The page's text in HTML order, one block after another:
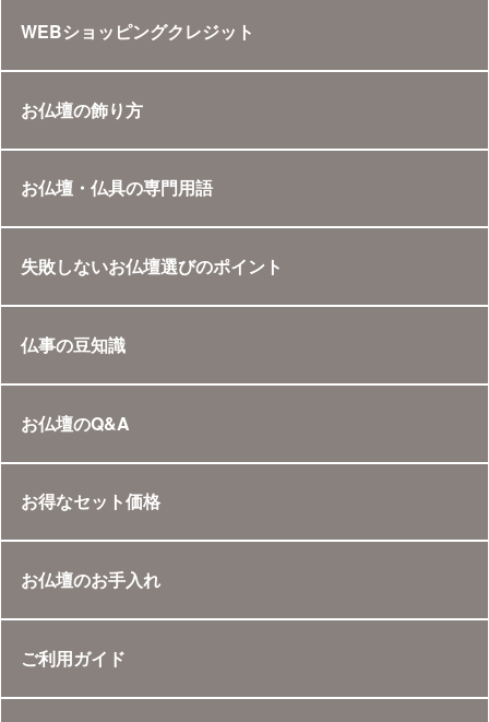
WEBショッピングクレジット
お仏壇の飾り方
お仏壇・仏具の専門用語
失敗しないお仏壇選びのポイント
仏事の豆知識
お仏壇のQ&A
お得なセット価格
お仏壇のお手入れ
ご利用ガイド